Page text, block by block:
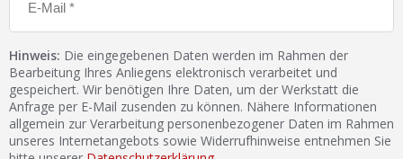
Hinweis: Die eingegebenen Daten werden im Rahmen der
Bearbeitung Ihres Anliegens elektronisch verarbeitet und
gespeichert. Wir benötigen Ihre Daten, um der Werkstatt die
Anfrage per E-Mail zusenden zu können. Nähere Informationen
allgemein zur Verarbeitung personenbezogener Daten im Rahmen
unseres Internetangebots sowie Widerrufhinweise entnehmen Sie